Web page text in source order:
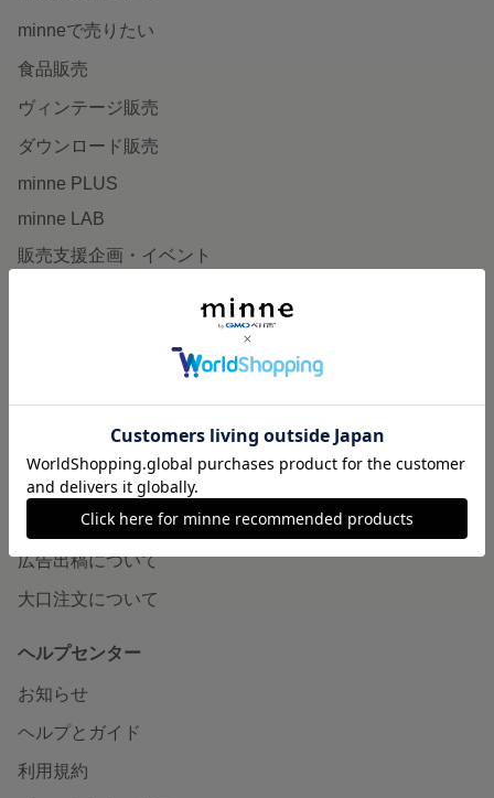
minneで売りたい
食品販売
ヴィンテージ販売
ダウンロード販売
minne PLUS
minne LAB
販売支援企画・イベント
minneとものづくりと
minneの本
企業の方へ
広告出稿について
大口注文について
ヘルプセンター
お知らせ
ヘルプとガイド
利用規約